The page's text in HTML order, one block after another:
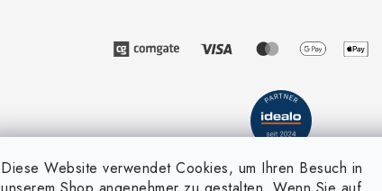
Diese Website verwendet Cookies, um Ihren Besuch in